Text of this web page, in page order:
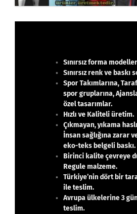
Sınırsızforma
Sınırsız renk ve baskı
Spor Takımlarına,
spor gruplarına,
özel tasarımlar.
Hızlı ve Kaliteli üretim.
Çıkmayan, yıkama
İnsan sağlığına zarar
eko-teks belgeli baskı.
Birinci kalite çevreye
Regule malzeme.
Türkiye’nin dört bir
ile teslim.
Avrupa ülkelerine 3
teslim.